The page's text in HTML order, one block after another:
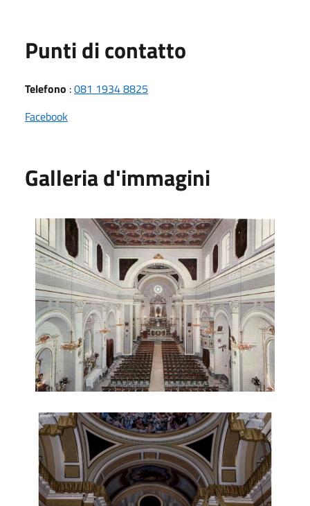
Punti di contatto
Telefono :081 1934 8825
Facebook
Galleria d'immagini
Chiesa di San Michele Arcangelo
Chiesa di San Michele Arcangelo